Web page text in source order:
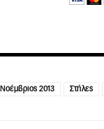
Νοέμβριος 2013 Στήλες